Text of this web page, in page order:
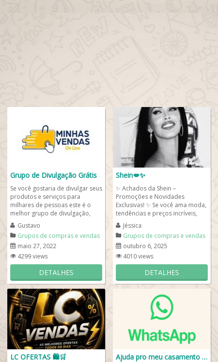
Grupo de Divulgação Grátis
Se você gostaria de divulgar seus
produtos e serviços para
milhares de pessoas este é o
melhor grupo de divulgação,
compras e vendas online e de
graça! No...
Gustavo
Grupos de compras e vendas
maio 27, 2022
4299 views
DETALHES
Shein💋✨
✨ Achados da Shein –
Promoções e Novidades
Exclusivas! ✨ Se você ama moda,
tendências e preços incríveis,
esse é o lugar certo! 💃 Aqui
você...
Jéssica
Grupos de compras e vendas
outubro 6, 2025
4010 views
DETALHES
LC OFERTAS 🛍🛒 Ajuda pro meu casamento 👰